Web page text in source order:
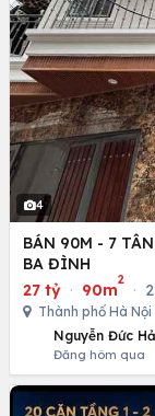
4
BÁN 90M - 7
BA ĐÌNH
27 tỷ · 90m
2
·
Thành phố Hà Nội
Nguyễn Đức
Đăng hôm qua